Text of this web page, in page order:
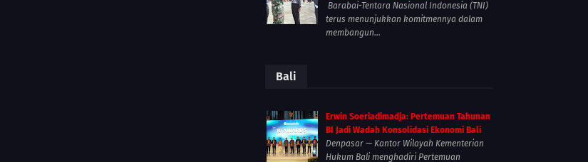
Barabai-Tentara Nasional Indonesia (TNI)
terus menunjukkan komitmennya dalam
membangun...
Bali
Erwin Soeriadimadja: Pertemuan Tahunan
BI Jadi Wadah Konsolidasi Ekonomi Bali
Denpasar — Kantor Wilayah Kementerian
Hukum Bali menghadiri Pertemuan